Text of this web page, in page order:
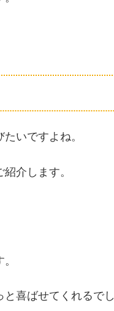
いですよね。
介します。
喜ばせてくれるでし